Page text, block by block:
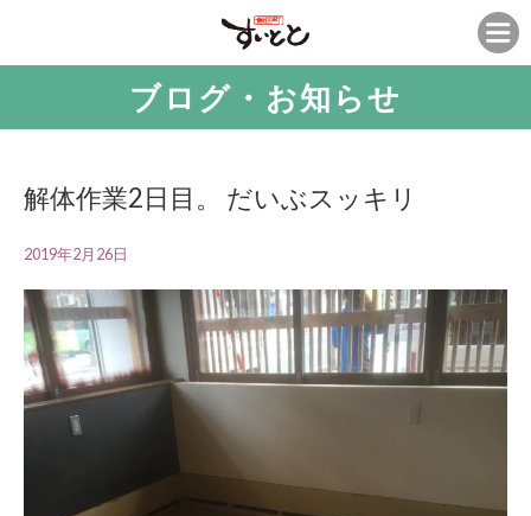
ブログ・お知らせ
解体作業2日目。 だいぶスッキリ
2019年2月26日